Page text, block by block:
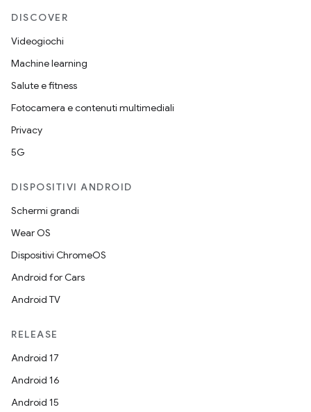
DISCOVER
Videogiochi
Machine learning
Salute e fitness
Fotocamera e contenuti multimediali
Privacy
5G
DISPOSITIVI ANDROID
Schermi grandi
Wear OS
Dispositivi ChromeOS
Android for Cars
Android TV
RELEASE
Android 17
Android 16
Android 15